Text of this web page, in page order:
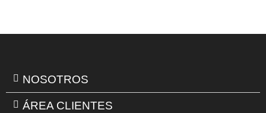
NOSOTROS
ÁREA CLIENTES